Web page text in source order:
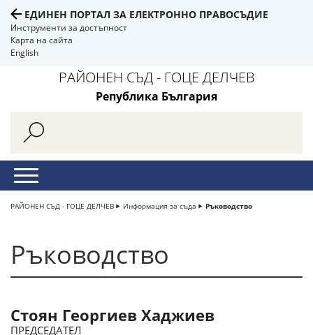
ЕДИНЕН ПОРТАЛ ЗА ЕЛЕКТРОННО ПРАВОСЪДИЕ
Инструменти за достъпност
Карта на сайта
English
РАЙОНЕН СЪД - ГОЦЕ ДЕЛЧЕВ
Република България
РАЙОНЕН СЪД - ГОЦЕ ДЕЛЧЕВ Информация за съда Ръководство
Ръководство
Стоян Георгиев Хаджиев
ПРЕДСЕДАТЕЛ